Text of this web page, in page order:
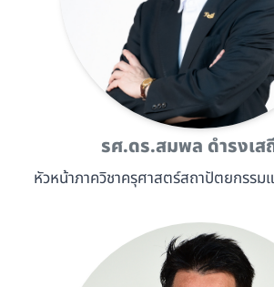
รศ.ดร.สมพล ดำรงเส
หัวหน้าภาควิชาครุศาสตร์สถาปัตยกรรม